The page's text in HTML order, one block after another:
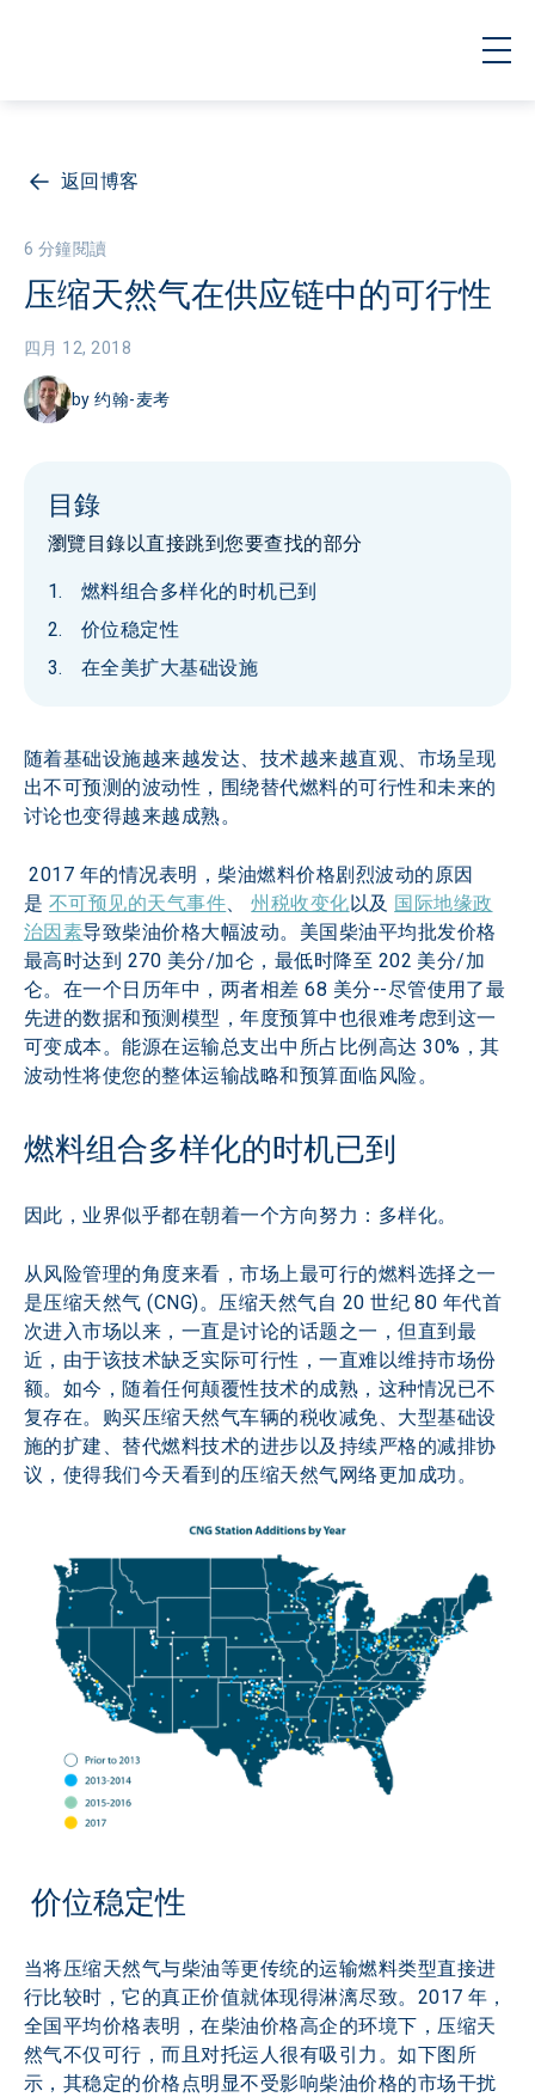
返回博客
6 分鐘閱讀
压缩天然气在供应链中的可行性
四月 12, 2018
by约翰-麦考
目錄
瀏覽目錄以直接跳到您要查找的部分
燃料组合多样化的时机已到
价位稳定性
在全美扩大基础设施
随着基础设施越来越发达、技术越来越直观、市场呈现
出不可预测的波动性，围绕替代燃料的可行性和未来的
讨论也变得越来越成熟。
2017 年的情况表明，柴油燃料价格剧烈波动的原因
是 不可预见的天气事件、 州税收变化以及 国际地缘政
治因素导致柴油价格大幅波动。美国柴油平均批发价格
最高时达到 270 美分/加仑，最低时降至 202 美分/加
仑。在一个日历年中，两者相差 68 美分--尽管使用了最
先进的数据和预测模型，年度预算中也很难考虑到这一
可变成本。能源在运输总支出中所占比例高达 30%，其
波动性将使您的整体运输战略和预算面临风险。
燃料组合多样化的时机已到
因此，业界似乎都在朝着一个方向努力：多样化。
从风险管理的角度来看，市场上最可行的燃料选择之一
是压缩天然气 (CNG)。压缩天然气自 20 世纪 80 年代首
次进入市场以来，一直是讨论的话题之一，但直到最
近，由于该技术缺乏实际可行性，一直难以维持市场份
额。如今，随着任何颠覆性技术的成熟，这种情况已不
复存在。购买压缩天然气车辆的税收减免、大型基础设
施的扩建、替代燃料技术的进步以及持续严格的减排协
议，使得我们今天看到的压缩天然气网络更加成功。
价位稳定性
当将压缩天然气与柴油等更传统的运输燃料类型直接进
行比较时，它的真正价值就体现得淋漓尽致。2017 年，
全国平均价格表明，在柴油价格高企的环境下，压缩天
然气不仅可行，而且对托运人很有吸引力。如下图所
示，其稳定的价格点明显不受影响柴油价格的市场干扰